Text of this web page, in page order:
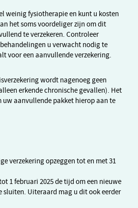
weinig fysiotherapie en kunt u kosten
het soms voordeliger zijn om dit
te verzekeren. Controleer
u verwacht nodig te
voor een aanvullende verzekering.
wordt nagenoeg geen
erkende chronische gevallen). Het
uw aanvullende pakket hierop aan te
verzekering opzeggen tot en met 31
1 februari 2025 de tijd om een nieuwe
sluiten. Uiteraard mag u dit ook eerder